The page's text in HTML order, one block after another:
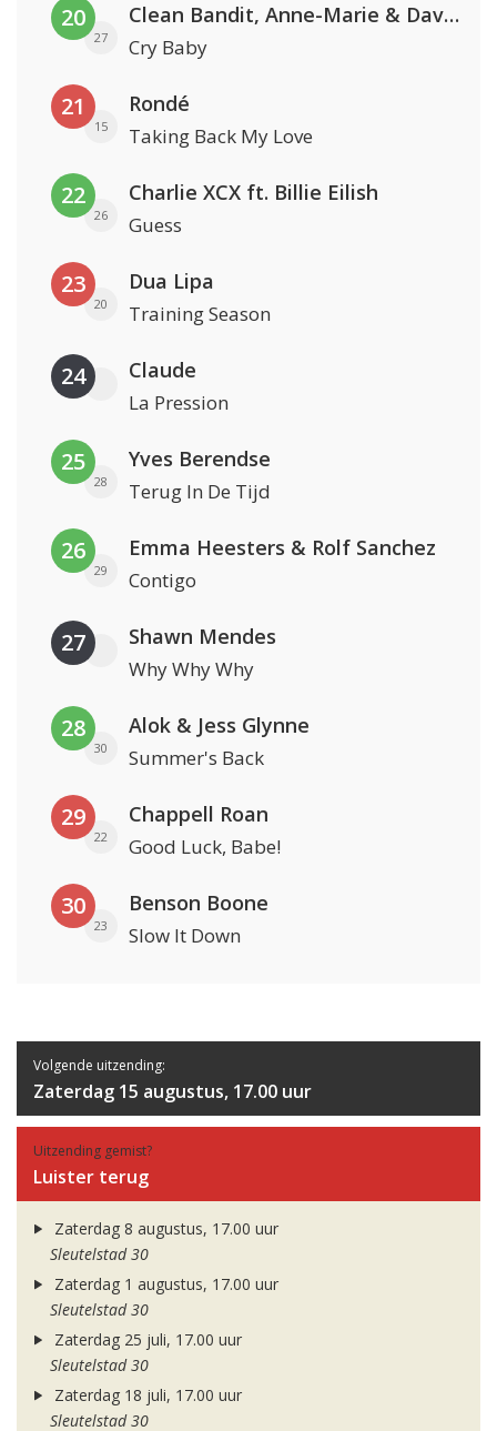
20
27
Clean Bandit, Anne-Marie & David Guetta
Cry Baby
21
15
Rondé
Taking Back My Love
22
26
Charlie XCX ft. Billie Eilish
Guess
23
20
Dua Lipa
Training Season
24 Claude
La Pression
25
28
Yves Berendse
Terug In De Tijd
26
29
Emma Heesters & Rolf Sanchez
Contigo
27 Shawn Mendes
Why Why Why
28
30
Alok & Jess Glynne
Summer's Back
29
22
Chappell Roan
Good Luck, Babe!
30
23
Benson Boone
Slow It Down
Volgende uitzending:
Zaterdag 15 augustus, 17.00 uur
Uitzending gemist?
Luister terug
Zaterdag 8 augustus, 17.00 uur
Sleutelstad 30
Zaterdag 1 augustus, 17.00 uur
Sleutelstad 30
Zaterdag 25 juli, 17.00 uur
Sleutelstad 30
Zaterdag 18 juli, 17.00 uur
Sleutelstad 30